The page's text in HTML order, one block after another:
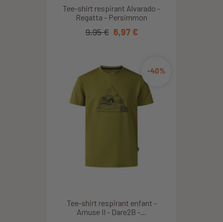
Tee-shirt respirant Alvarado -
Regatta - Persimmon
9,95 € 6,97 €
Tee-shirt respirant enfant -
Amuse II - Dare2B -...
-40%